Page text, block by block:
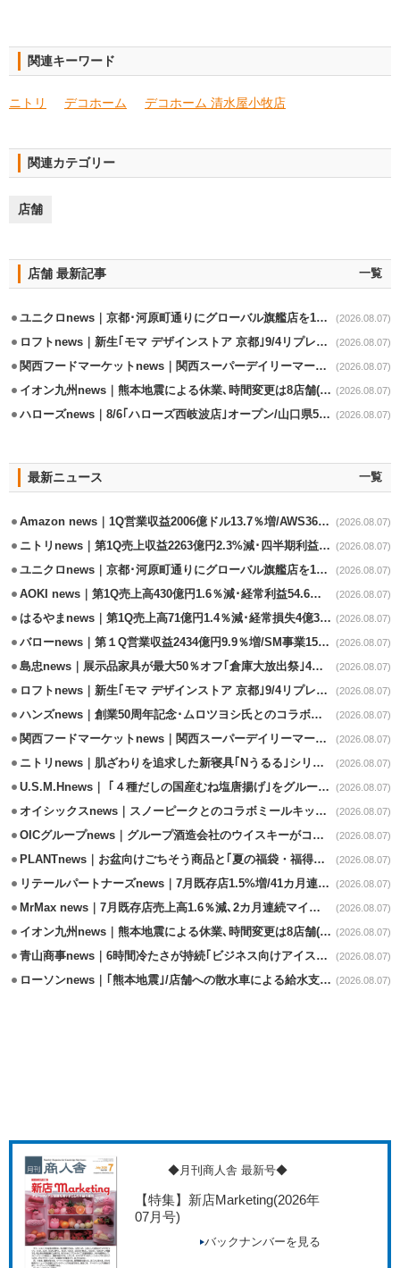
関連キーワード
ニトリ デコホーム デコホーム 清水屋小牧店
関連カテゴリー
店舗
店舗 最新記事 一覧
ユニクロnews｜京都･河原町通りにグローバル旗艦店を11/6開設 (2026.08.07)
ロフトnews｜新生｢モマ デザインストア 京都｣9/4リプレイスオープン (2026.08.07)
関西フードマーケットnews｜関西スーパーデイリーマート蒲生店8/7改装 (2026.08.07)
イオン九州news｜熊本地震による休業､時間変更は8店舗(8/7時点) (2026.08.07)
ハローズnews｜8/6｢ハローズ西岐波店｣オープン/山口県5店舗目 (2026.08.07)
最新ニュース 一覧
Amazon news｜1Q営業収益2006億ドル13.7％増/AWS36.8％％増が貢献 (2026.08.07)
ニトリnews｜第1Q売上収益2263億円2.3%減･四半期利益1.4％減 (2026.08.07)
ユニクロnews｜京都･河原町通りにグローバル旗艦店を11/6開設 (2026.08.07)
AOKI news｜第1Q売上高430億円1.6％減･経常利益54.6％減 (2026.08.07)
はるやまnews｜第1Q売上高71億円1.4％減･経常損失4億3800万円 (2026.08.07)
バローnews｜第１Q営業収益2434億円9.9％増/SM事業15.5％増と絶好調 (2026.08.07)
島忠news｜展示品家具が最大50％オフ｢倉庫大放出祭｣4店舗限定で開催 (2026.08.07)
ロフトnews｜新生｢モマ デザインストア 京都｣9/4リプレイスオープン (2026.08.07)
ハンズnews｜創業50周年記念･ムロツヨシ氏とのコラボ企画｢ムロハンズ｣開催 (2026.08.07)
関西フードマーケットnews｜関西スーパーデイリーマート蒲生店8/7改装 (2026.08.07)
ニトリnews｜肌ざわりを追求した新寝具｢Nうるる｣シリーズを発売 (2026.08.07)
U.S.M.Hnews｜ ｢４種だしの国産むね塩唐揚げ｣をグループ610店で共同販促 (2026.08.07)
オイシックスnews｜スノーピークとのコラボミールキット8/13発売 (2026.08.07)
OICグループnews｜グループ酒造会社のウイスキーがコンペティション受賞 (2026.08.07)
PLANTnews｜お盆向けごちそう商品と｢夏の福袋・福得カート｣8/8から開催 (2026.08.07)
リテールパートナーズnews｜7月既存店1.5%増/41カ月連続増 (2026.08.07)
MrMax news｜7月既存店売上高1.6％減､2カ月連続マイナス (2026.08.07)
イオン九州news｜熊本地震による休業､時間変更は8店舗(8/7時点) (2026.08.07)
青山商事news｜6時間冷たさが持続｢ビジネス向けアイスベスト｣発売 (2026.08.07)
ローソンnews｜｢熊本地震｣/店舗への散水車による給水支援を開始 (2026.08.07)
◆月刊商人舎 最新号◆
【特集】新店Marketing(2026年
07月号)
バックナンバーを見る